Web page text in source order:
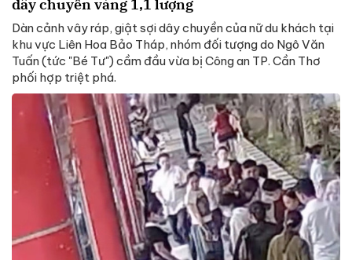
dây chuyền vàng 1,1 lượng
Dàn cảnh vây ráp, giật sợi dây chuyền của nữ du khách tại
khu vực Liên Hoa Bảo Tháp, nhóm đối tượng do Ngô Văn
Tuấn (tức "Bé Tư") cầm đầu vừa bị Công an TP. Cần Thơ
phối hợp triệt phá.